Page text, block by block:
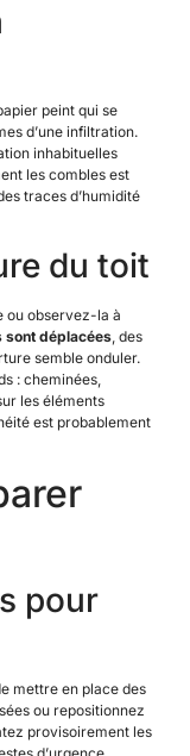
peint qui se
d’une infiltration.
inhabituelles
les combles est
traces d’humidité
du toit
ou observez-la à
sont déplacées , des
semble onduler.
: cheminées,
les éléments
est probablement
pour
mettre en place des
ou repositionnez
provisoirement les